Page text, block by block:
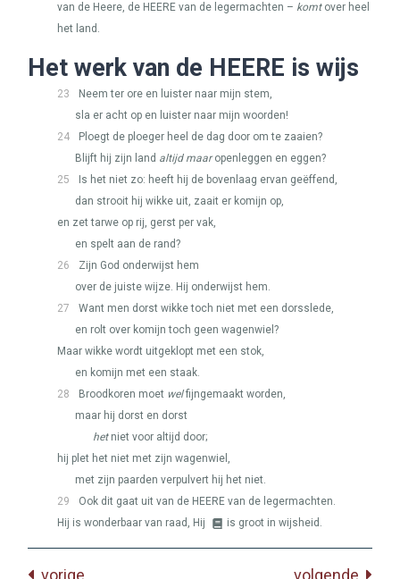
van de Heere, de HEERE van de legermachten – komtover heel
het land.
Het werk van de HEERE is wijs
23
Neem ter ore en luister naar mijn stem,
sla er acht op en luister naar mijn woorden!
24
Ploegt de ploeger heel de dag door om te zaaien?
Blijft hij zijn land altijd maaropenleggen en eggen?
25
Is het niet zo: heeft hij de bovenlaag ervan geëffend,
dan strooit hij wikke uit, zaait er komijn op,
en zet tarwe op rij, gerst per vak,
en spelt aan de rand?
26
Zijn God onderwijst hem
over de juiste wijze. Hij onderwijst hem.
27
Want men dorst wikke toch niet met een dorsslede,
en rolt over komijn toch geen wagenwiel?
Maar wikke wordt uitgeklopt met een stok,
en komijn met een staak.
28
Broodkoren moet welfijngemaakt worden,
maar hij dorst en dorst
hetniet voor altijd door;
hij plet het niet met zijn wagenwiel,
met zijn paarden verpulvert hij het niet.
29
Ook dit gaat uit van de HEERE van de legermachten.
Hij is wonderbaar van raad, Hij
is groot in wijsheid.
vorige volgende